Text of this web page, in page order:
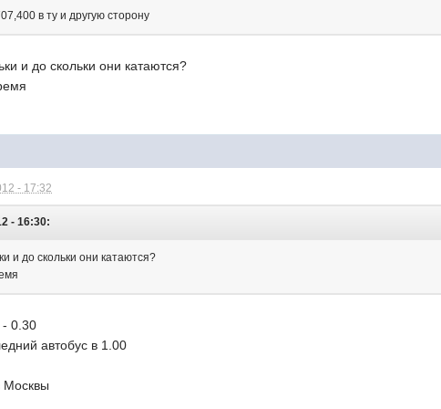
в ту и другую сторону
и до скольки они катаются?
- 17:32
- 16:30:
и до скольки они катаются?
- 0.30
автобус в 1.00
Москвы